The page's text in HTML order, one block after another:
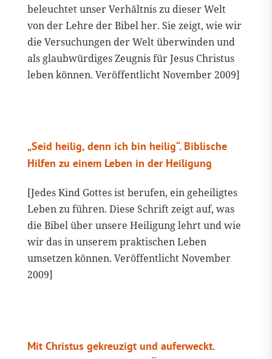
beleuchtet unser Verhältnis zu dieser Welt
von der Lehre der Bibel her. Sie zeigt, wie wir
die Versuchungen der Welt überwinden und
als glaubwürdiges Zeugnis für Jesus Christus
leben können. Veröffentlicht November 2009]
„Seid heilig, denn ich bin heilig“. Biblische
Hilfen zu einem Leben in der Heiligung
[Jedes Kind Gottes ist berufen, ein geheiligtes
Leben zu führen. Diese Schrift zeigt auf, was
die Bibel über unsere Heiligung lehrt und wie
wir das in unserem praktischen Leben
umsetzen können. Veröffentlicht November
2009]
Mit Christus gekreuzigt und auferweckt.